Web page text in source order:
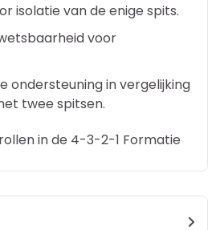
isolatie van de enige spits.
voor
ondersteuning in vergelijking
twee spitsen.
in de 4-3-2-1 Formatie